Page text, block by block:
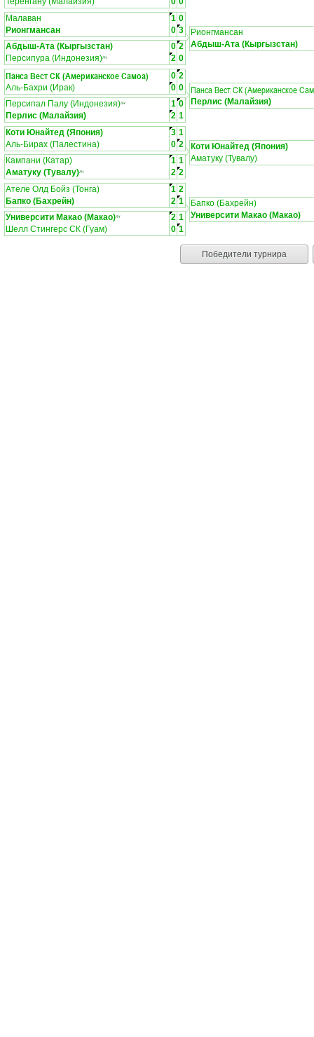
Малаван 1 0
Рионгмансан
0 3
Абдыш-Ата (Кыргызстан)
0 2
Персипура (Индонезия)ЛЧ 2 0
Рионгмансан
Абдыш-Ата (Кыргызстан)
Панса Вест СК (Американское Самоа) 0 2
Аль-Бахри (Ирак)
0 0
Персипал Палу (Индонезия)ЛЧ 1 0
Перлис (Малайзия)
2 1
Панса Вест СК (Американское
Перлис (Малайзия)
Коти Юнайтед (Япония) 3 1
Аль-Бирах (Палестина)
0 2
Кампани (Катар)
1 1
Аматуку (Тувалу)ЛЧ 2 2
Коти Юнайтед (Япония)
Аматуку (Тувалу)
Ателе Олд Бойз (Тонга) 1 2
Бапко (Бахрейн)
2 1
Университи Макао (Макао)ЛЧ 2 1
Шелл Стингерс СК (Гуам)
0 1
Бапко (Бахрейн)
Университи Макао (Макао)
Победители турнира